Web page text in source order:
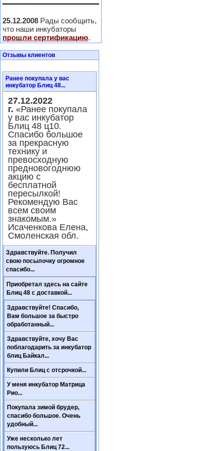
25.12.2008 Рады сообщить,
что наши инкубаторы
прошли сертификацию.
Отзывы клиентов
Ранее покупала у вас
инкубатор Блиц 48...
27.12.2022
г. «Ранее покупала
у вас инкубатор
Блиц 48 ц10.
Спасибо большое
за прекрасную
технику и
превосходную
предновогоднюю
акцию с
бесплатной
пересылкой!
Рекомендую Вас
всем своим
знакомым.»
Исаченкова Елена,
Смоленская обл.
Здравствуйте. Получил
свою посылочку огромное
спасибо...
Приобретал здесь на сайте
Блиц 48 с доставкой...
Здравствуйте! Спасибо,
Вам большое за быстро
обработанный...
Здравствуйте, хочу Вас
поблагодарить за инкубатор
блиц Байкал...
Купили Блиц с отсрочкой...
У меня инкубатор Матрица
Рио...
Покупала зимой брудер,
спасибо большое. Очень
удобный...
Уже несколько лет
пользуюсь Блиц 72...